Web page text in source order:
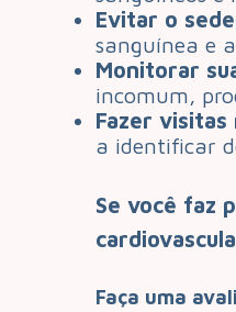
Evitar o
sanguínea e
Monitorar
incomum,
Fazer visitas
a identificar
Se você faz
Faça uma